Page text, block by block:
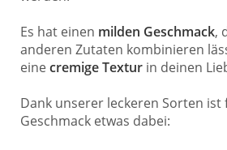
Es hat einen milden Geschmack,
anderen Zutaten kombinieren
einecremige Textur in deinen
Dank unserer leckeren Sorten ist
Geschmack etwas dabei: